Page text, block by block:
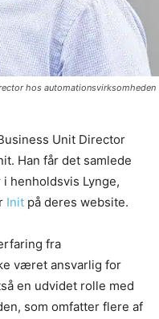
hos automationsvirksomheden
Unit Director
Han får det samlede
henholdsvis Lynge,
Init på deres website.
fra
været ansvarlig for
en udvidet rolle med
som omfatter flere af